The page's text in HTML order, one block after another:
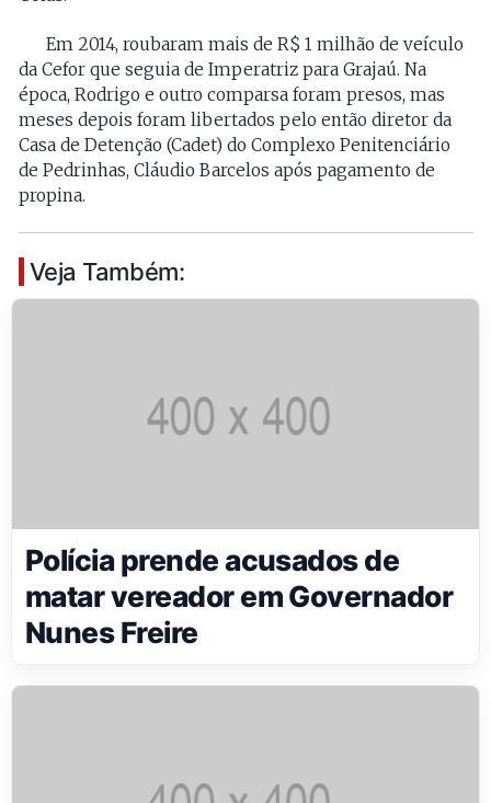
Em 2014, roubaram mais de R$ 1 milhão de veículo
da Cefor que seguia de Imperatriz para Grajaú. Na
época, Rodrigo e outro comparsa foram presos, mas
meses depois foram libertados pelo então diretor da
Casa de Detenção (Cadet) do Complexo Penitenciário
de Pedrinhas, Cláudio Barcelos após pagamento de
propina.
Veja Também:
Polícia prende acusados de
matar vereador em Governador
Nunes Freire